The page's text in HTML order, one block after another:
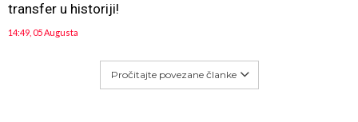
transfer u historiji!
14:49, 05 Augusta
Pročitajte povezane članke